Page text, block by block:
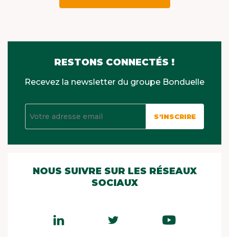
RESTONS CONNECTÉS !
Recevez la newsletter du groupe Bonduelle
S’INSCRIRE
NOUS SUIVRE SUR LES RÉSEAUX
SOCIAUX